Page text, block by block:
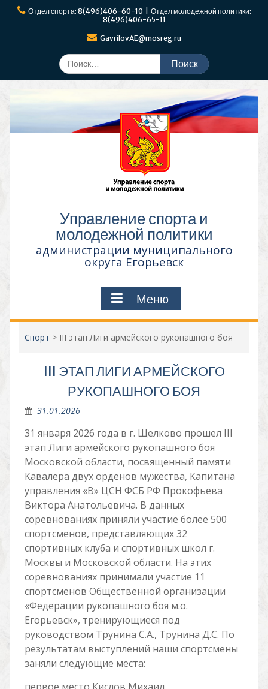
ПерейтиОтдел спорта: 8(496)406-60-10 | Отдел молодежной политики:
8(496)406-65-11
GavrilovAE@mosreg.ru
Поиск
по:
Управление спорта и
молодежной политики
администрации муниципального
округа Егорьевск
Меню
Спорт > III этап Лиги армейского рукопашного боя
III ЭТАП ЛИГИ АРМЕЙСКОГО
РУКОПАШНОГО БОЯ
31.01.2026
31 января 2026 года в г. Щелково прошел III
этап Лиги армейского рукопашного боя
Московской области, посвященный памяти
Кавалера двух орденов мужества, Капитана
управления «В» ЦСН ФСБ РФ Прокофьева
Виктора Анатольевича. В данных
соревнованиях приняли участие более 500
спортсменов, представляющих 32
спортивных клуба и спортивных школ г.
Москвы и Московской области. На этих
соревнованиях принимали участие 11
спортсменов Общественной организации
«Федерации рукопашного боя м.о.
Егорьевск», тренирующиеся под
руководством Трунина С.А., Трунина Д.С. По
результатам выступлений наши спортсмены
заняли следующие места: